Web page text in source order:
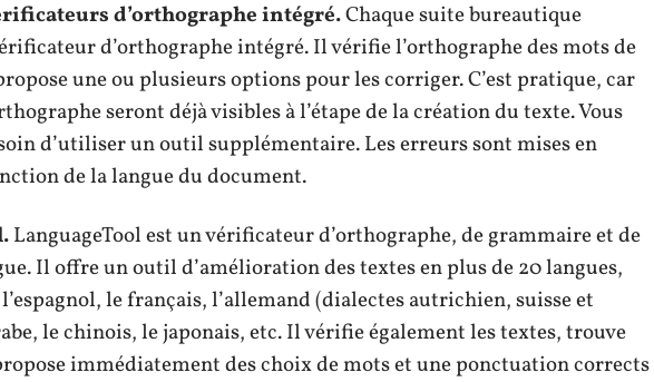
d’orthographe intégré.Chaque suite bureautique
d’orthographe intégré. Il vérifie l’orthographe des mots de
une ou plusieurs options pour les corriger. C’est pratique, car
seront déjà visibles à l’étape de la création du texte. Vous
d’utiliser un outil supplémentaire. Les erreurs sont mises en
de la langue du document.
LanguageTool est un vérificateur d’orthographe, de grammaire et de
Il offre un outil d’amélioration des textes en plus de 20 langues,
le français, l’allemand (dialectes autrichien, suisse et
le chinois, le japonais, etc. Il vérifie également les textes, trouve
immédiatement des choix de mots et une ponctuation corrects